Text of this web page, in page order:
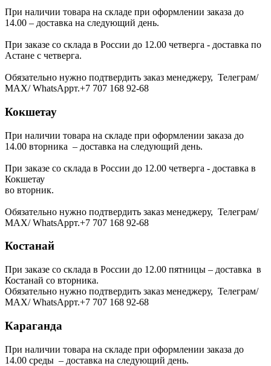
При наличии товара на складе при оформлении заказа до
14.00 – доставка на следующий день.
При заказе со склада в России до 12.00 четверга - доставка по
Астане с четверга.
Обязательно нужно подтвердить заказ менеджеру, Телеграм/
МАХ/ WhatsAppт.+7 707 168 92-68
Кокшетау
При наличии товара на складе при оформлении заказа до
14.00 вторника – доставка на следующий день.
При заказе со склада в России до 12.00 четверга - доставка в
Кокшетау
во вторник.
Обязательно нужно подтвердить заказ менеджеру, Телеграм/
МАХ/ WhatsAppт.+7 707 168 92-68
Костанай
При заказе со склада в России до 12.00 пятницы – доставка в
Костанай со вторника.
Обязательно нужно подтвердить заказ менеджеру, Телеграм/
МАХ/ WhatsAppт.+7 707 168 92-68
Караганда
При наличии товара на складе при оформлении заказа до
14.00 среды – доставка на следующий день.